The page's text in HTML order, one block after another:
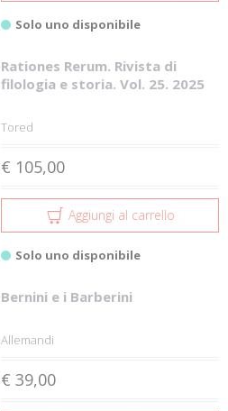
Solo uno disponibile
Rationes Rerum. Rivista di
filologia e storia. Vol. 25. 2025
Tored
€ 105,00
Aggiungi al carrello
Solo uno disponibile
Bernini e i Barberini
Allemandi
€ 39,00